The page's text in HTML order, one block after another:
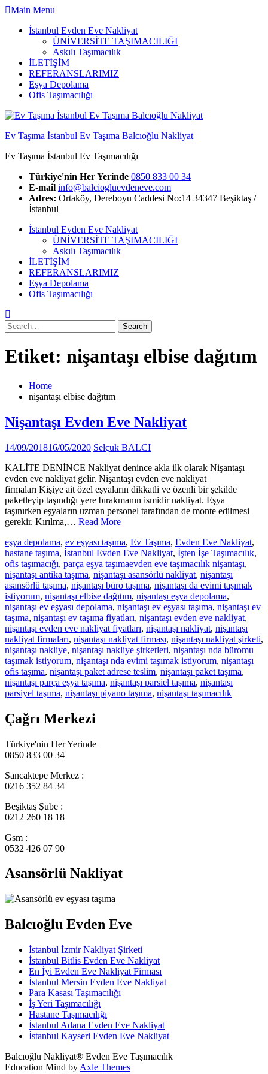
Skip
content
Main Menu
İstanbul Evden Eve Nakliyat
ÜNİVERSİTE TAŞIMACILIĞI
Askılı Taşımacılık
İLETİŞİM
REFERANSLARIMIZ
Eşya Depolama
Ofis Taşımacılığı
Ev Taşıma İstanbul Ev Taşıma Balcıoğlu Nakliyat
Ev Taşıma İstanbul Ev Taşımacılığı
Türkiye'nin Her Yerinde 0850 833 00 34
E-mail info@balciogluevdeneve.com
Adres: Ortaköy, Dereboyu Caddesi No:14 34347 Beşiktaş /
İstanbul
İstanbul Evden Eve Nakliyat
ÜNİVERSİTE TAŞIMACILIĞI
Askılı Taşımacılık
İLETİŞİM
REFERANSLARIMIZ
Eşya Depolama
Ofis Taşımacılığı
Search
for:
Etiket: nişantaşı elbise dağıtım
Home
nişantaşı elbise dağıtım
Nişantaşı Evden Eve Nakliyat
14/09/201816/05/2020 Selçuk BALCI
KALİTE DENİNCE Nakliyat denince akla ilk olarak Nişantaşı
evden eve nakliyat gelir. Nişantaşı evden eve nakliyat
firmaları Kişiye ait özel eşyaların dikkatli ve özenli bir şekilde
paketleyip taşındığı yere bırakmanın ismidir nakliyat. Eşya
taşınırken eşyaların uzman personel tarafından de monte edilmesi
gerekir. Kırılma,… Read More
eşya depolama, ev eşyası taşıma, Ev Taşıma, Evden Eve Nakliyat,
hastane taşıma, İstanbul Evden Eve Nakliyat, İşten İşe Taşımacılık,
ofis taşımacığı, parça eşya taşımaevden eve taşımacılık nişantaşı,
nişantaşı antika taşıma, nişantaşı asansörlü nakliyat, nişantaşı
asansörlü taşıma, nişantaşı büro taşıma, nişantaşı da evimi taşımak
istiyorum, nişantaşı elbise dağıtım, nişantaşı eşya depolama,
nişantaşı ev eşyası depolama, nişantaşı ev eşyası taşıma, nişantaşı ev
taşıma, nişantaşı ev taşıma fiyatları, nişantaşı evden eve nakliyat,
nişantaşı evden eve nakliyat fiyatları, nişantaşı nakliyat, nişantaşı
nakliyat firmaları, nişantaşı nakliyat firması, nişantaşı nakliyat şirketi,
nişantaşı nakliye, nişantaşı nakliye şirketleri, nişantaşı nda büromu
taşımak istiyorum, nişantaşı nda evimi taşımak istiyorum, nişantaşı
ofis taşıma, nişantaşı paket adrese teslim, nişantaşı paket taşıma,
nişantaşı parça eşya taşıma, nişantaşı parsiel taşıma, nişantaşı
parsiyel taşıma, nişantaşı piyano taşıma, nişantaşı taşımacılık
Çağrı Merkezi
Türkiye'nin Her Yerinde
0850 833 00 34
Sancaktepe Merkez :
0216 352 84 34
Beşiktaş Şube :
0212 260 18 18
Gsm :
0532 426 07 90
Asansörlü Nakliyat
Balcıoğlu Evden Eve
İstanbul İzmir Nakliyat Şirketi
İstanbul Bitlis Evden Eve Nakliyat
En İyi Evden Eve Nakliyat Firması
İstanbul Mersin Evden Eve Nakliyat
Para Kasası Taşımacılığı
İş Yeri Taşımacılığı
Hastane Taşımacılığı
İstanbul Adana Evden Eve Nakliyat
İstanbul Kayseri Evden Eve Nakliyat
Balcıoğlu Nakliyat® Evden Eve Taşımacılık
Education Mind by Axle Themes